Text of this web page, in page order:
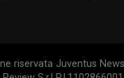
riservata Juventus